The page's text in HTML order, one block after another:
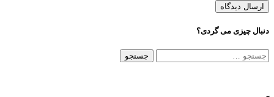
دنبال چیزی می گردی؟
جستجو